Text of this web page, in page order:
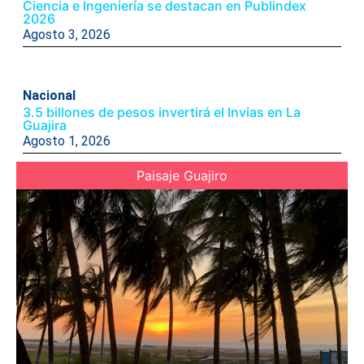
Ciencia e Ingeniería se destacan en Publindex
2026
Agosto 3, 2026
Nacional
3.5 billones de pesos invertirá el Invias en La
Guajira
Agosto 1, 2026
Paisaje Guajiro